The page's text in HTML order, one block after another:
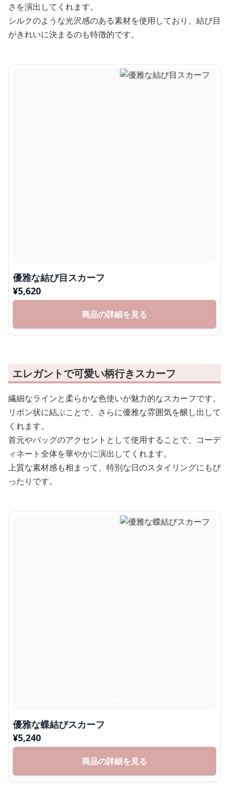
さを演出してくれます。
シルクのような光沢感のある素材を使用しており、結び目
がきれいに決まるのも特徴的です。
優雅な結び目スカーフ
¥5,620
商品の詳細を見る
エレガントで可愛い柄行きスカーフ
繊細なラインと柔らかな色使いが魅力的なスカーフです。
リボン状に結ぶことで、さらに優雅な雰囲気を醸し出して
くれます。
首元やバッグのアクセントとして使用することで、コーデ
ィネート全体を華やかに演出してくれます。
上質な素材感も相まって、特別な日のスタイリングにもぴ
ったりです。
優雅な蝶結びスカーフ
¥5,240
商品の詳細を見る